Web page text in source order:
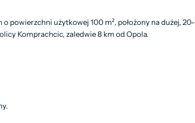
powierzchni użytkowej 100 m², położony na dużej, 20-
Komprachcic, zaledwie 8 km od Opola.